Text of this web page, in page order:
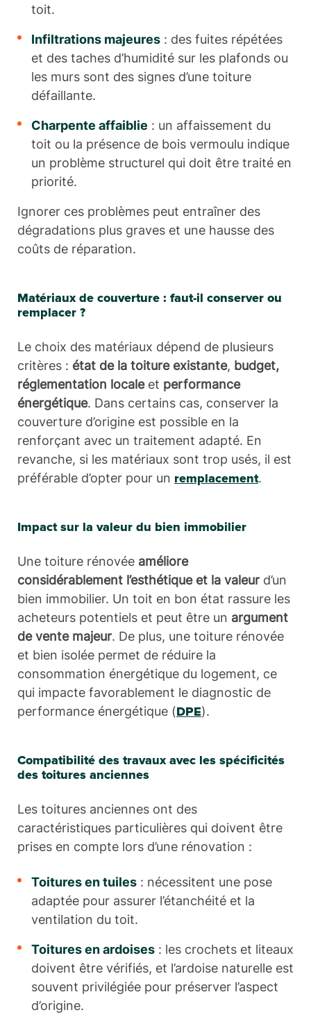
toit.
Infiltrations majeures : des fuites répétées
et des taches d’humidité sur les plafonds ou
les murs sont des signes d’une toiture
défaillante.
Charpente affaiblie : un affaissement du
toit ou la présence de bois vermoulu indique
un problème structurel qui doit être traité en
priorité.
Ignorer ces problèmes peut entraîner des
dégradations plus graves et une hausse des
coûts de réparation.
Matériaux de couverture : faut-il conserver ou
remplacer ?
Le choix des matériaux dépend de plusieurs
critères : état de la toiture existante, budget,
réglementation localeet performance
énergétique. Dans certains cas, conserver la
couverture d’origine est possible en la
renforçant avec un traitement adapté. En
revanche, si les matériaux sont trop usés, il est
préférable d’opter pour un remplacement.
Impact sur la valeur du bien immobilier
Une toiture rénovée améliore
considérablement l’esthétique et la valeur d’un
bien immobilier. Un toit en bon état rassure les
acheteurs potentiels et peut être un argument
de vente majeur. De plus, une toiture rénovée
et bien isolée permet de réduire la
consommation énergétique du logement, ce
qui impacte favorablement le diagnostic de
performance énergétique ( DPE).
Compatibilité des travaux avec les spécificités
des toitures anciennes
Les toitures anciennes ont des
caractéristiques particulières qui doivent être
prises en compte lors d’une rénovation :
Toitures en tuiles : nécessitent une pose
adaptée pour assurer l’étanchéité et la
ventilation du toit.
Toitures en ardoises : les crochets et liteaux
doivent être vérifiés, et l’ardoise naturelle est
souvent privilégiée pour préserver l’aspect
d’origine.